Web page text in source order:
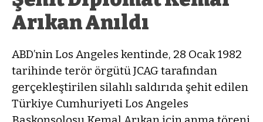
Arıkan Anıldı
ABD’nin Los Angeles kentinde, 28 Ocak 1982
tarihinde terör örgütü JCAG tarafından
gerçekleştirilen silahlı saldırıda şehit edilen
Türkiye Cumhuriyeti Los Angeles